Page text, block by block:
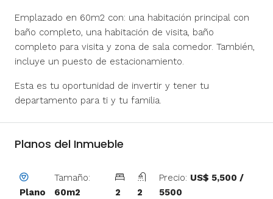
Emplazado en 60m2 con: una habitación principal con
baño completo, una habitación de visita, baño
completo para visita y zona de sala comedor. También,
incluye un puesto de estacionamiento.
Esta es tu oportunidad de invertir y tener tu
departamento para ti y tu familia.
Planos del Inmueble
Plano
Tamaño:
60m2
2 2
Precio: US$ 5,500 /
5500